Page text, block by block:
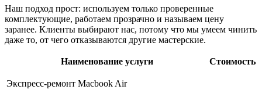
Наш подход прост: используем только проверенные
комплектующие, работаем прозрачно и называем цену
заранее. Клиенты выбирают нас, потому что мы умеем чинить
даже то, от чего отказываются другие мастерские.
Наименование услуги Стоимость
Экспресс-ремонт Macbook Air